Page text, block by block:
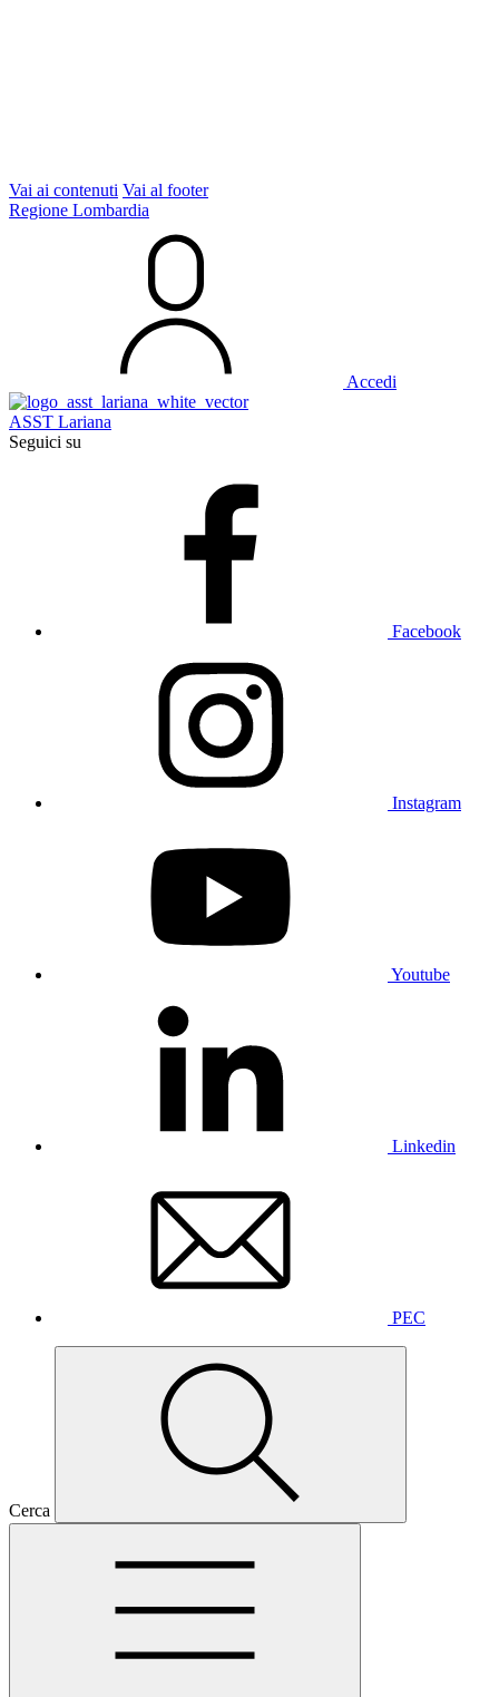
Vai ai contenuti Vai al footer
Regione Lombardia
Accedi
ASST Lariana
Seguici su
Facebook
Instagram
Youtube
Linkedin
PEC
Cerca